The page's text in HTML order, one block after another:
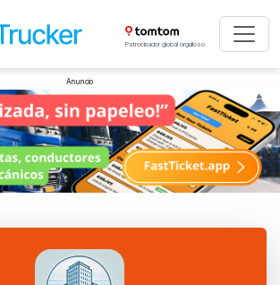
Patrocinador global orgulloso
Anuncio